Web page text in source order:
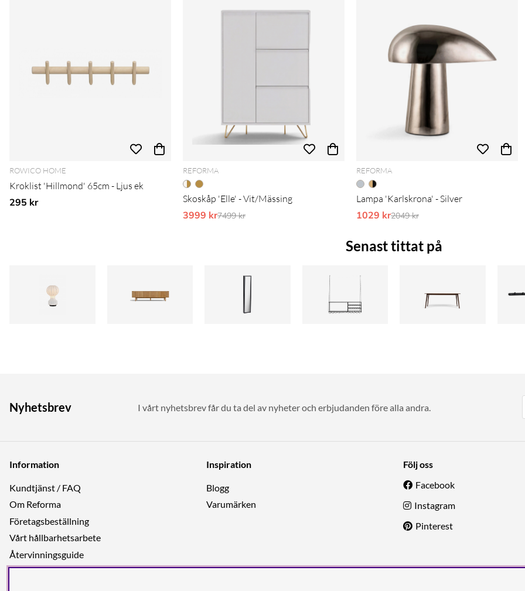
ROWICO HOME
Kroklist 'Hillmond' 65cm - Ljus ek
295 kr
REFORMA
Skoskåp 'Elle' - Vit/Mässing
3999 krOrdinarie pris:
7499 kr
REFORMA
Lampa 'Karlskrona' - Silver
1029 krOrdinarie pris:
2049 kr
Senast tittat på
Nyhetsbrev I vårt nyhetsbrev får du ta del av nyheter och erbjudanden före alla andra.
Information
Kundtjänst / FAQ
Om Reforma
Företagsbeställning
Vårt hållbarhetsarbete
Återvinningsguide
Integritetspolicy
Inspiration
Blogg
Varumärken
Följ oss
Facebook
Instagram
Pinterest